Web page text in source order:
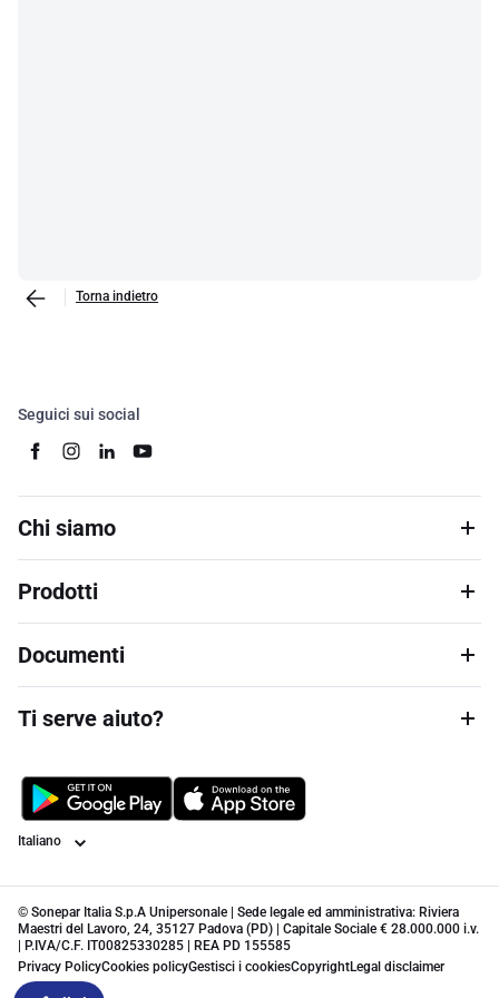
Torna indietro
Seguici sui social
Chi siamo
Prodotti
Documenti
Ti serve aiuto?
Lingua
© Sonepar Italia S.p.A Unipersonale | Sede legale ed amministrativa: Riviera
Maestri del Lavoro, 24, 35127 Padova (PD) | Capitale Sociale € 28.000.000 i.v.
| P.IVA/C.F. IT00825330285 | REA PD 155585
Privacy PolicyCookies policyGestisci i cookiesCopyrightLegal disclaimer